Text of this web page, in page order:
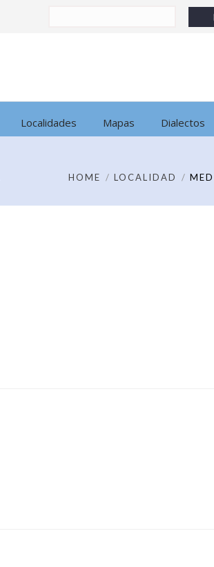
Localidades Mapas Dialectos
HOME LOCALIDAD